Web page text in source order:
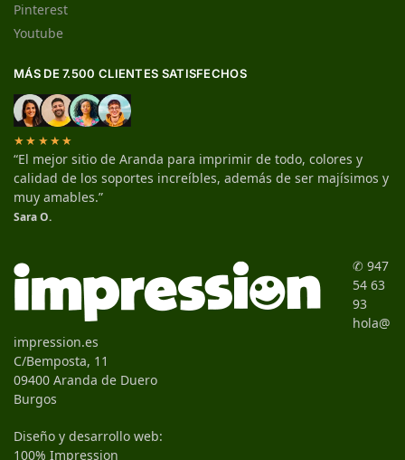
Pinterest
Youtube
MÁS DE 7.500 CLIENTES SATISFECHOS
★★★★★
“El mejor sitio de Aranda para imprimir de todo, colores y
calidad de los soportes increíbles, además de ser majísimos y
muy amables.”
Sara O.
✆ 947
54 63
93
hola@
impression.es
C/Bemposta, 11
09400 Aranda de Duero
Burgos
Diseño y desarrollo web:
100% Impression